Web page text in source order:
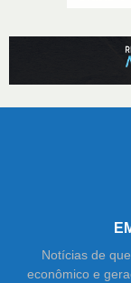
Notícias de
econômico e